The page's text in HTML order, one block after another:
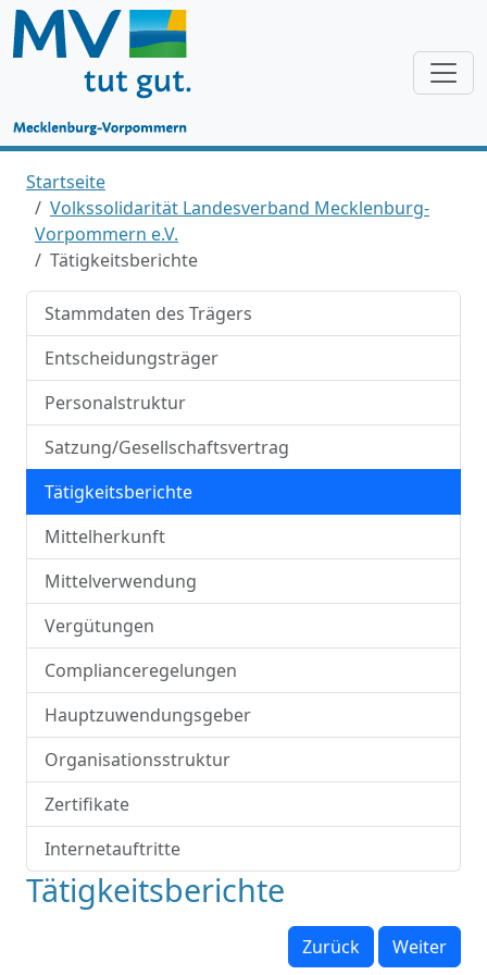
Startseite
Volkssolidarität Landesverband Mecklenburg-
Vorpommern e.V.
Tätigkeitsberichte
Stammdaten des Trägers
Entscheidungsträger
Personalstruktur
Satzung/Gesellschaftsvertrag
Tätigkeitsberichte
Mittelherkunft
Mittelverwendung
Vergütungen
Complianceregelungen
Hauptzuwendungsgeber
Organisationsstruktur
Zertifikate
Internetauftritte
Tätigkeitsberichte
Zurück Weiter